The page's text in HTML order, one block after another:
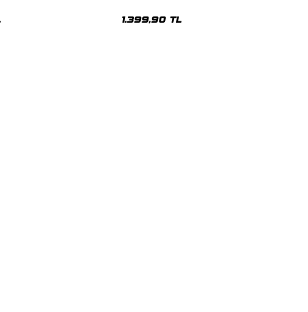
1.399,90 TL